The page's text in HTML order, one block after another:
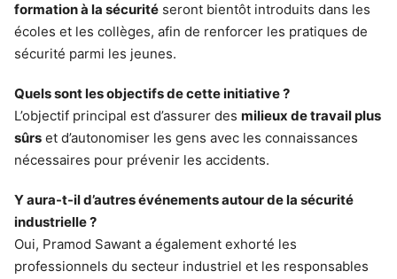
formation à la sécurité seront bientôt introduits dans les
écoles et les collèges, afin de renforcer les pratiques de
sécurité parmi les jeunes.
Quels sont les objectifs de cette initiative ?
L’objectif principal est d’assurer des milieux de travail plus
sûrs et d’autonomiser les gens avec les connaissances
nécessaires pour prévenir les accidents.
Y aura-t-il d’autres événements autour de la sécurité
industrielle ?
Oui, Pramod Sawant a également exhorté les
professionnels du secteur industriel et les responsables